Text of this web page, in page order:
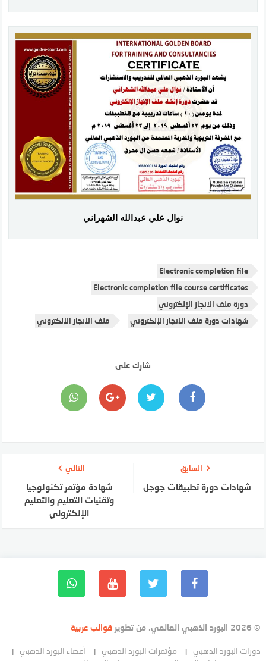
نوال علي عبدالله الشهراني
Electronic completion file
Electronic completion file course certificates
دورة ملف الانجاز الإلكتروني
شهادات دورة ملف الانجاز الإلكتروني
ملف الانجاز الإلكتروني
شارك على
السابق
شهادات دورة تطبيقات جوجل
التالي
شهادة مؤتمر تكنولوجيا
وتقنيات التعليم والتعليم
الإلكتروني
© 2026 البورد الذهبي العالمي. من تطوير قوالب عربية
دورات البورد الذهبي مؤتمرات البورد الذهبي
أعضاء البورد الذهبي